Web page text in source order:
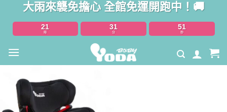
大雨來襲免擔心 全館免運開跑中！🚚
21
時
31
分
51
秒